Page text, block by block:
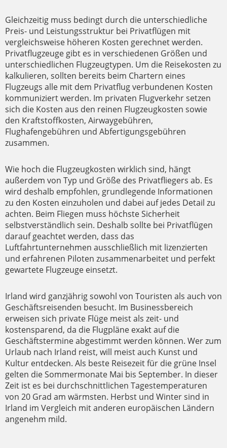
Gleichzeitig muss bedingt durch die unterschiedliche
Preis- und Leistungsstruktur bei Privatflügen mit
vergleichsweise höheren Kosten gerechnet werden.
Privatflugzeuge gibt es in verschiedenen Größen und
unterschiedlichen Flugzeugtypen. Um die Reisekosten zu
kalkulieren, sollten bereits beim Chartern eines
Flugzeugs alle mit dem Privatflug verbundenen Kosten
kommuniziert werden. Im privaten Flugverkehr setzen
sich die Kosten aus den reinen Flugzeugkosten sowie
den Kraftstoffkosten, Airwaygebühren,
Flughafengebühren und Abfertigungsgebühren
zusammen.
Wie hoch die Flugzeugkosten wirklich sind, hängt
außerdem von Typ und Größe des Privatfliegers ab. Es
wird deshalb empfohlen, grundlegende Informationen
zu den Kosten einzuholen und dabei auf jedes Detail zu
achten. Beim Fliegen muss höchste Sicherheit
selbstverständlich sein. Deshalb sollte bei Privatflügen
darauf geachtet werden, dass das
Luftfahrtunternehmen ausschließlich mit lizenzierten
und erfahrenen Piloten zusammenarbeitet und perfekt
gewartete Flugzeuge einsetzt.
Irland wird ganzjährig sowohl von Touristen als auch von
Geschäftsreisenden besucht. Im Businessbereich
erweisen sich private Flüge meist als zeit- und
kostensparend, da die Flugpläne exakt auf die
Geschäftstermine abgestimmt werden können. Wer zum
Urlaub nach Irland reist, will meist auch Kunst und
Kultur entdecken. Als beste Reisezeit für die grüne Insel
gelten die Sommermonate Mai bis September. In dieser
Zeit ist es bei durchschnittlichen Tagestemperaturen
von 20 Grad am wärmsten. Herbst und Winter sind in
Irland im Vergleich mit anderen europäischen Ländern
angenehm mild.